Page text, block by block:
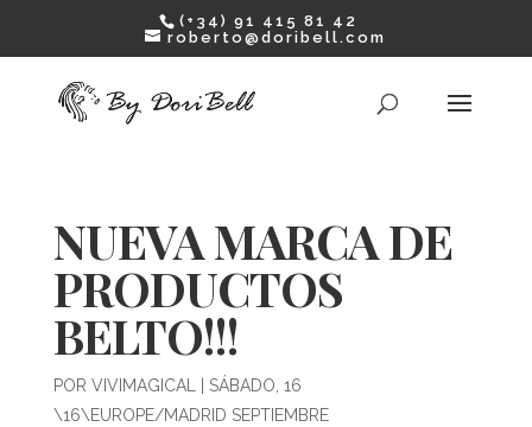
(+34) 91 415 81 42
roberto@doribell.com
NUEVA MARCA DE
PRODUCTOS
BELTO!!!
POR VIVIMAGICAL
SÁBADO, 16
\16\EUROPE/MADRID SEPTIEMBRE